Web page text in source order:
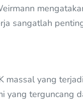
sangatlah
massal yang
yang terguncang